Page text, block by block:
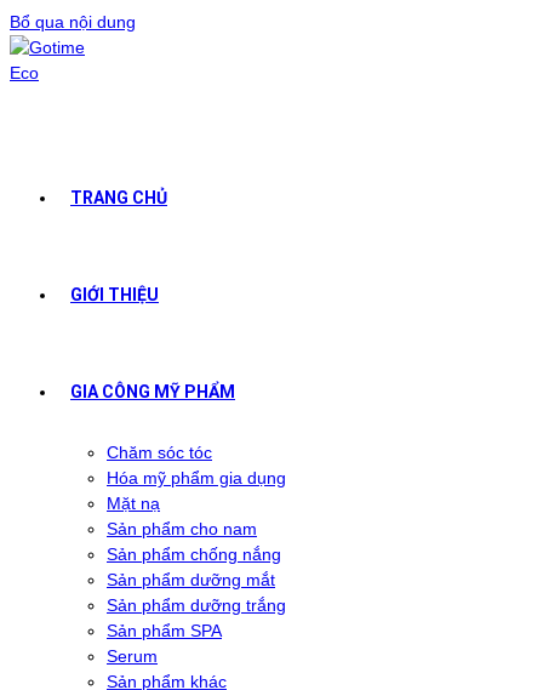
Bổ qua nội dung
TRANG CHỦ
GIỚI THIỆU
GIA CÔNG MỸ PHẨM
Chăm sóc tóc
Hóa mỹ phẩm gia dụng
Mặt nạ
Sản phẩm cho nam
Sản phẩm chống nắng
Sản phẩm dưỡng mắt
Sản phẩm dưỡng trắng
Sản phẩm SPA
Serum
Sản phẩm khác